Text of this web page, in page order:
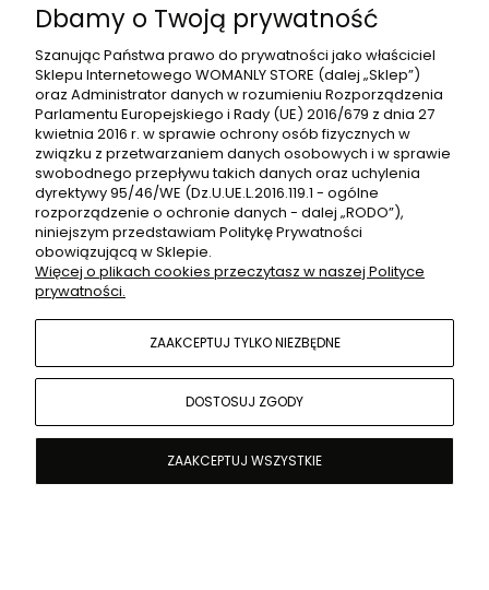
MOJE KONTO
PŁATNOŚCI I DOSTAWA
INFORMACJE
O NAS
Sklep internetowy Shoper.pl
POKAŻ PEŁNĄ WERSJĘ STRONY
Dbamy o Twoją prywatność
Szanując Państwa prawo do prywatności jako właściciel
Sklepu Internetowego WOMANLY STORE (dalej „Sklep”)
oraz Administrator danych w rozumieniu Rozporządzenia
Parlamentu Europejskiego i Rady (UE) 2016/679 z dnia 27
kwietnia 2016 r. w sprawie ochrony osób fizycznych w
związku z przetwarzaniem danych osobowych i w sprawie
swobodnego przepływu takich danych oraz uchylenia
dyrektywy 95/46/WE (Dz.U.UE.L.2016.119.1 - ogólne
rozporządzenie o ochronie danych - dalej „RODO”),
niniejszym przedstawiam Politykę Prywatności
obowiązującą w Sklepie.
Więcej o plikach cookies przeczytasz w naszej Polityce
prywatności.
ZAAKCEPTUJ TYLKO NIEZBĘDNE
DOSTOSUJ ZGODY
ZAAKCEPTUJ WSZYSTKIE